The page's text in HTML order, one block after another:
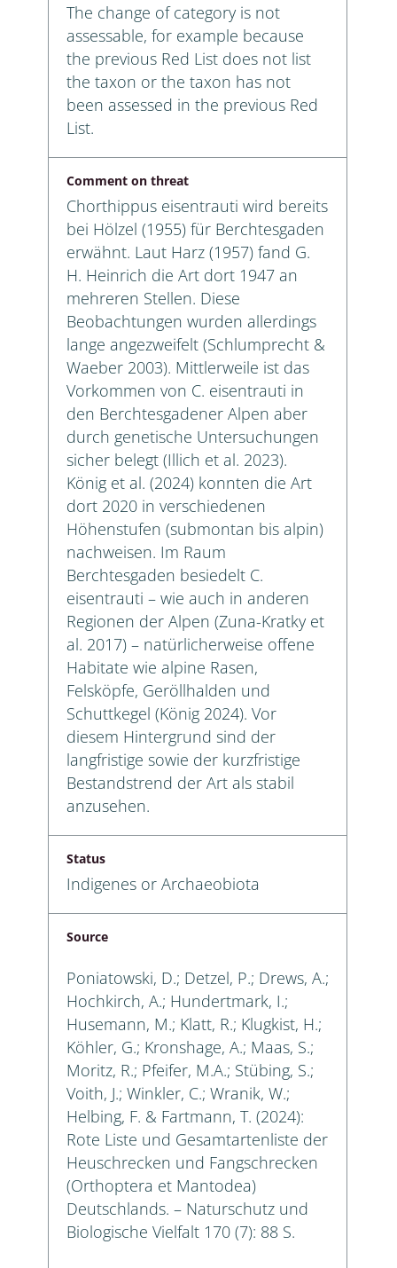
The change of category is not
assessable, for example because
the previous Red List does not list
the taxon or the taxon has not
been assessed in the previous Red
List.
Comment on threat
Chorthippus eisentrauti wird bereits
bei Hölzel (1955) für Berchtesgaden
erwähnt. Laut Harz (1957) fand G.
H. Heinrich die Art dort 1947 an
mehreren Stellen. Diese
Beobachtungen wurden allerdings
lange angezweifelt (Schlumprecht &
Waeber 2003). Mittlerweile ist das
Vorkommen von C. eisentrauti in
den Berchtesgadener Alpen aber
durch genetische Untersuchungen
sicher belegt (Illich et al. 2023).
König et al. (2024) konnten die Art
dort 2020 in verschiedenen
Höhenstufen (submontan bis alpin)
nachweisen. Im Raum
Berchtesgaden besiedelt C.
eisentrauti – wie auch in anderen
Regionen der Alpen (Zuna-Kratky et
al. 2017) – natürlicherweise offene
Habitate wie alpine Rasen,
Felsköpfe, Geröllhalden und
Schuttkegel (König 2024). Vor
diesem Hintergrund sind der
langfristige sowie der kurzfristige
Bestandstrend der Art als stabil
anzusehen.
Status
Indigenes or Archaeobiota
Source
Poniatowski, D.; Detzel, P.; Drews, A.;
Hochkirch, A.; Hundertmark, I.;
Husemann, M.; Klatt, R.; Klugkist, H.;
Köhler, G.; Kronshage, A.; Maas, S.;
Moritz, R.; Pfeifer, M.A.; Stübing, S.;
Voith, J.; Winkler, C.; Wranik, W.;
Helbing, F. & Fartmann, T. (2024):
Rote Liste und Gesamtartenliste der
Heuschrecken und Fangschrecken
(Orthoptera et Mantodea)
Deutschlands. – Naturschutz und
Biologische Vielfalt 170 (7): 88 S.